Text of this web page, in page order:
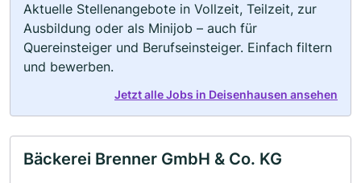
Aktuelle Stellenangebote in Vollzeit, Teilzeit, zur
Ausbildung oder als Minijob – auch für
Quereinsteiger und Berufseinsteiger. Einfach filtern
und bewerben.
Jetzt alle Jobs in Deisenhausen ansehen
Bäckerei Brenner GmbH & Co. KG